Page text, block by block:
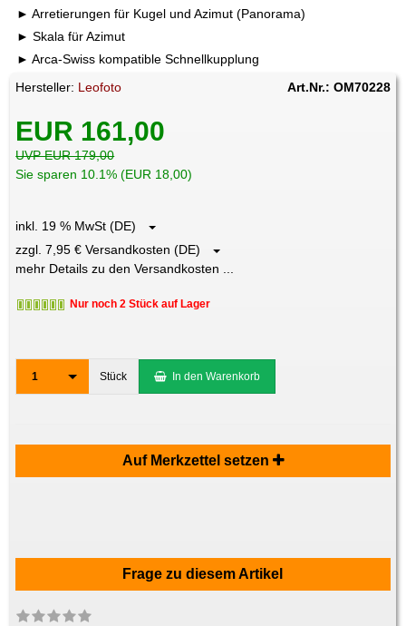
Arretierungen für Kugel und Azimut (Panorama)
Skala für Azimut
Arca-Swiss kompatible Schnellkupplung
Hersteller: Leofoto Art.Nr.: OM70228
EUR 161,00
UVP EUR 179,00
Sie sparen 10.1% (EUR 18,00)
inkl. 19 % MwSt (DE)
zzgl. 7,95 € Versandkosten (DE)
mehr Details zu den Versandkosten ...
Nur noch 2 Stück auf Lager
1 Stück In den Warenkorb
Auf Merkzettel setzen
Frage zu diesem Artikel